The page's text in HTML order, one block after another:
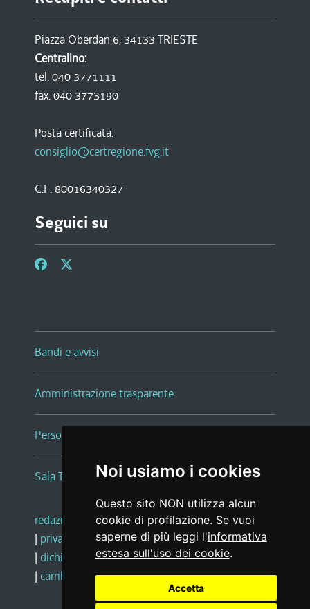
Noi usiamo i cookies
Questo sito NON utilizza alcun
cookie di profilazione. Se vuoi
saperne di più leggi l'informativa
estesa sull'uso dei cookie.
Accetta
Piazza Oberdan 6, 34133 TRIESTE
Centralino:
tel. 040 3771111
fax. 040 3773190
Posta certificata:
consiglio@certregione.fvg.it
C.F. 80016340327
Seguici su
Bandi e avvisi
Amministrazione trasparente
Persone e Uffici
Sala Tiziano Tessitori
redazione web |note legali |glossario
| privacy
social media policy
| dichiarazione di accessibilità |feedback
| cambio preferenze cookie